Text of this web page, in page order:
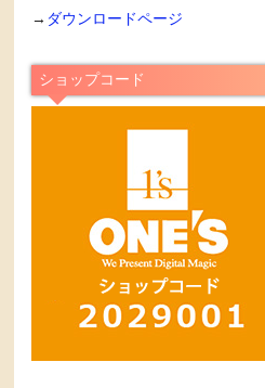
→ ダウンロードページ
ショップコード